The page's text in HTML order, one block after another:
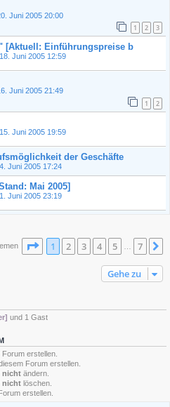
Juni 2005 20:00
1 2 3
[Aktuell: Einführungspreise b
18. Juni 2005 12:59
Juni 2005 21:49
1 2
15. Juni 2005 19:59
der Geschäfte
4. Juni 2005 17:24
Mai 2005]
1. Juni 2005 23:19
Seite 1von
1 2 3 4 5 7
Gehe zu
und 1 Gast
erstellen.
Forum erstellen.
nicht ändern.
nicht löschen.
erstellen.